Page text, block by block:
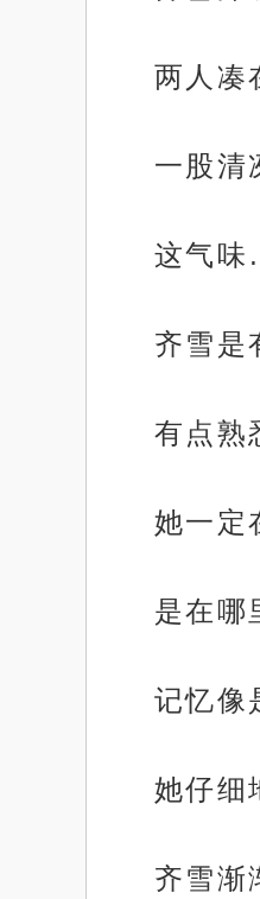
两人凑
一股清
这气
齐雪是
有点熟
她一定
是在哪
记忆像
她仔细
齐雪渐